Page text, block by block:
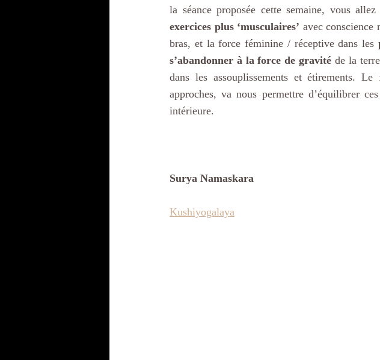
exercices plus ‘musculaires’ avec conscience
bras, et la force féminine / réceptive dans les
s’abandonner à la force de gravité de la
dans les assouplissements et étirements.
approches, va nous permettre d’équilibrer
intérieure.
Surya Namaskara
Kushiyogalaya